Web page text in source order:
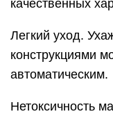
качественных
Легкий уход.
конструкциями
автоматическим.
Нетоксичность